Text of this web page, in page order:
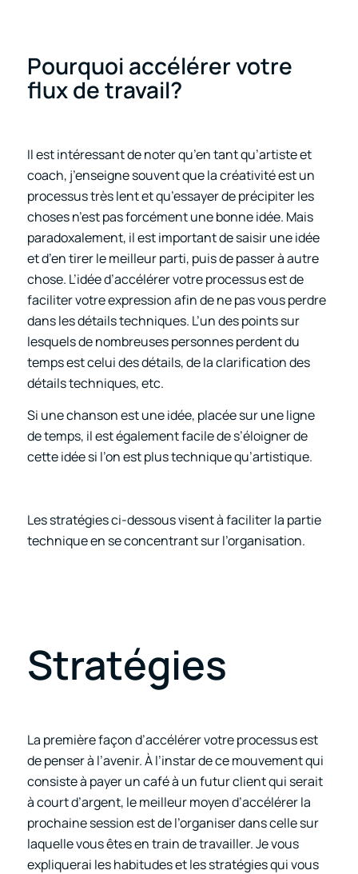
Pourquoi accélérer votre
flux de travail?
Il est intéressant de noter qu’en tant qu’artiste et
coach, j’enseigne souvent que la créativité est un
processus très lent et qu’essayer de précipiter les
choses n’est pas forcément une bonne idée. Mais
paradoxalement, il est important de saisir une idée
et d’en tirer le meilleur parti, puis de passer à autre
chose. L’idée d’accélérer votre processus est de
faciliter votre expression afin de ne pas vous perdre
dans les détails techniques. L’un des points sur
lesquels de nombreuses personnes perdent du
temps est celui des détails, de la clarification des
détails techniques, etc.
Si une chanson est une idée, placée sur une ligne
de temps, il est également facile de s’éloigner de
cette idée si l’on est plus technique qu’artistique.
Les stratégies ci-dessous visent à faciliter la partie
technique en se concentrant sur l’organisation.
Stratégies
La première façon d’accélérer votre processus est
de penser à l’avenir. À l’instar de ce mouvement qui
consiste à payer un café à un futur client qui serait
à court d’argent, le meilleur moyen d’accélérer la
prochaine session est de l’organiser dans celle sur
laquelle vous êtes en train de travailler. Je vous
expliquerai les habitudes et les stratégies qui vous